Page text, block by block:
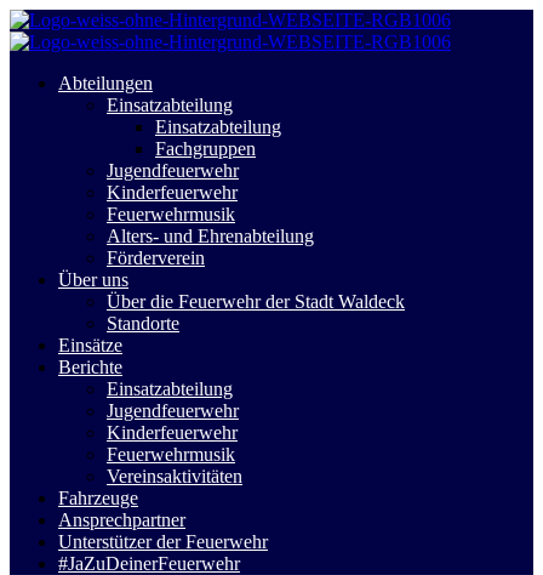
Abteilungen
Einsatzabteilung
Einsatzabteilung
Fachgruppen
Jugendfeuerwehr
Kinderfeuerwehr
Feuerwehrmusik
Alters- und Ehrenabteilung
Förderverein
Über uns
Über die Feuerwehr der Stadt Waldeck
Standorte
Einsätze
Berichte
Einsatzabteilung
Jugendfeuerwehr
Kinderfeuerwehr
Feuerwehrmusik
Vereinsaktivitäten
Fahrzeuge
Ansprechpartner
Unterstützer der Feuerwehr
#JaZuDeinerFeuerwehr